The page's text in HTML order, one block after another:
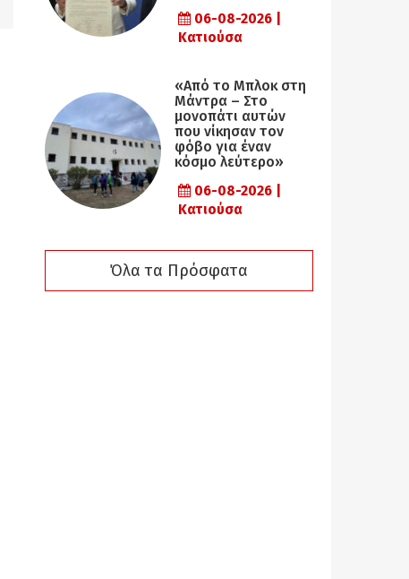
06-08-2026 |
Κατιούσα
«Από το Μπλοκ στη
Μάντρα – Στο
μονοπάτι αυτών
που νίκησαν τον
φόβο για έναν
κόσμο λεύτερο»
06-08-2026 |
Κατιούσα
Όλα τα Πρόσφατα